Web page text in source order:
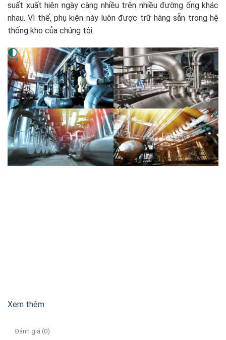
suất xuất hiên ngày càng nhiều trên nhiều đường ống khác
nhau. Vì thế, phụ kiện này luôn được trữ hàng sẵn trong hệ
thống kho của chúng tôi.
Xem thêm
Đánh giá (0)